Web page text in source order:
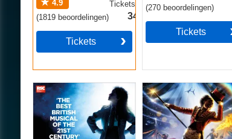
4.9
(1819beoordelingen)
Tickets vanaf
34.49€
Tickets
(270 beoordelingen)
Tickets
Matilda The Musical
Come Alive! The
Greatest Showman
Circus Spectacular